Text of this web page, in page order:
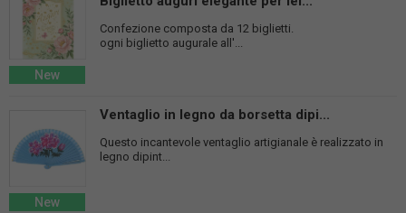
New
Confezione composta da 12 biglietti.
ogni biglietto augurale all'...
New
Ventaglio in legno da borsetta dipi...
Questo incantevole ventaglio artigianale è realizzato in
legno dipint...